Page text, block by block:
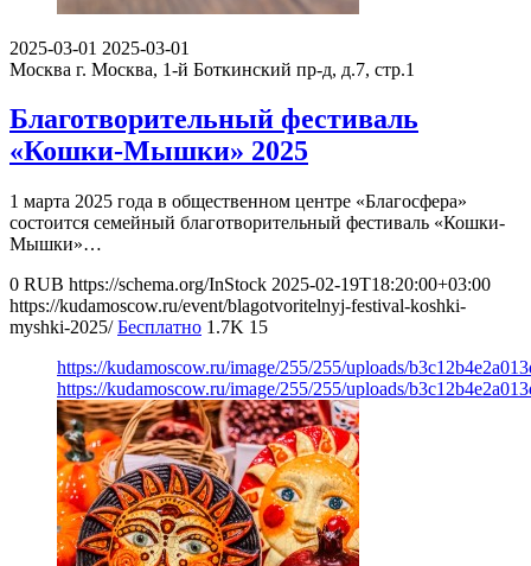
2025-03-01 2025-03-01
Москва г. Москва, 1-й Боткинский пр-д, д.7, стр.1
Благотворительный фестиваль
«Кошки-Мышки» 2025
1 марта 2025 года в общественном центре «Благосфера»
состоится семейный благотворительный фестиваль «Кошки-
Мышки»…
0 RUB https://schema.org/InStock 2025-02-19T18:20:00+03:00
https://kudamoscow.ru/event/blagotvoritelnyj-festival-koshki-
myshki-2025/ Бесплатно 1.7K 15
https://kudamoscow.ru/image/255/255/uploads/
https://kudamoscow.ru/image/255/255/uploads/